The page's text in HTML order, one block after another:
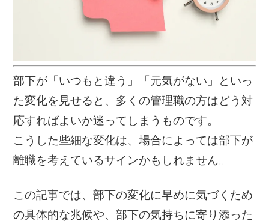
部下が「いつもと違う」「元気がない」といっ
た変化を見せると、多くの管理職の方はどう対
応すればよいか迷ってしまうものです。
こうした些細な変化は、場合によっては部下が
離職を考えているサインかもしれません。
この記事では、部下の変化に早めに気づくため
の具体的な兆候や、部下の気持ちに寄り添った